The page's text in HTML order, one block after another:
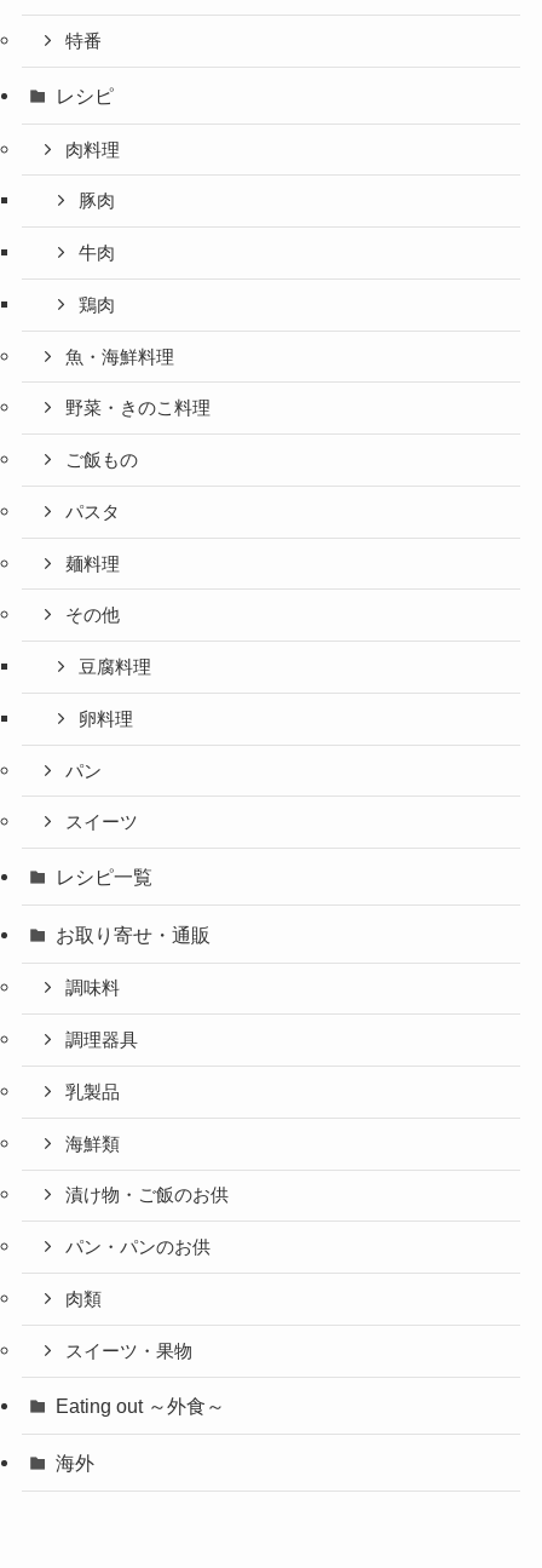
特番
レシピ
肉料理
豚肉
牛肉
鶏肉
魚・海鮮料理
野菜・きのこ料理
ご飯もの
パスタ
麺料理
その他
豆腐料理
卵料理
パン
スイーツ
レシピ一覧
お取り寄せ・通販
調味料
調理器具
乳製品
海鮮類
漬け物・ご飯のお供
パン・パンのお供
肉類
スイーツ・果物
Eating out ～外食～
海外